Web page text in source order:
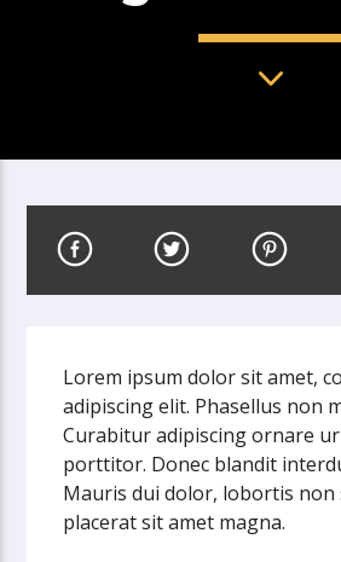
Lorem ipsum dolor sit amet,
adipiscing elit. Phasellus non
Curabitur adipiscing ornare
porttitor. Donec blandit
Mauris dui dolor, lobortis non
placerat sit amet magna.